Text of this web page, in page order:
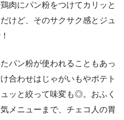
肉にパン粉をつけてカリッと
けど、そのサクサク感とジュ
パン粉が使われることもあっ
合わせはじゃがいもやポテト
ッと絞って味変も◎。おふく
メニューまで、チェコ人の胃